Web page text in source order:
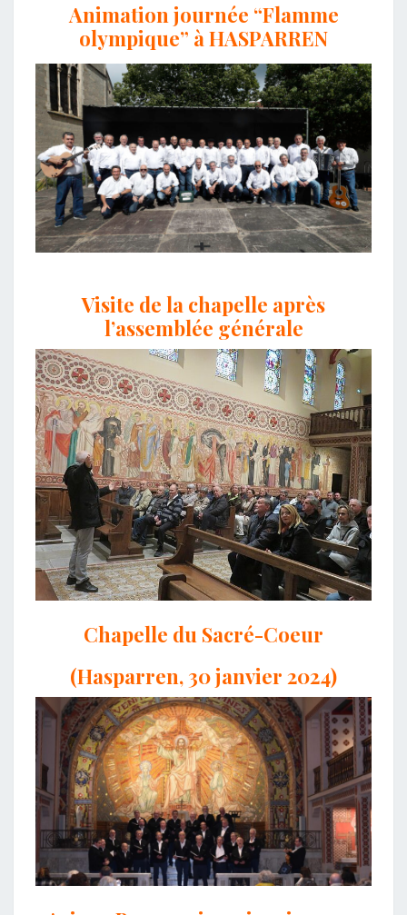
Animation journée “Flamme
olympique” à HASPARREN
Visite de la chapelle après
l’assemblée générale
Chapelle du Sacré-Coeur
(Hasparren, 30 janvier 2024)